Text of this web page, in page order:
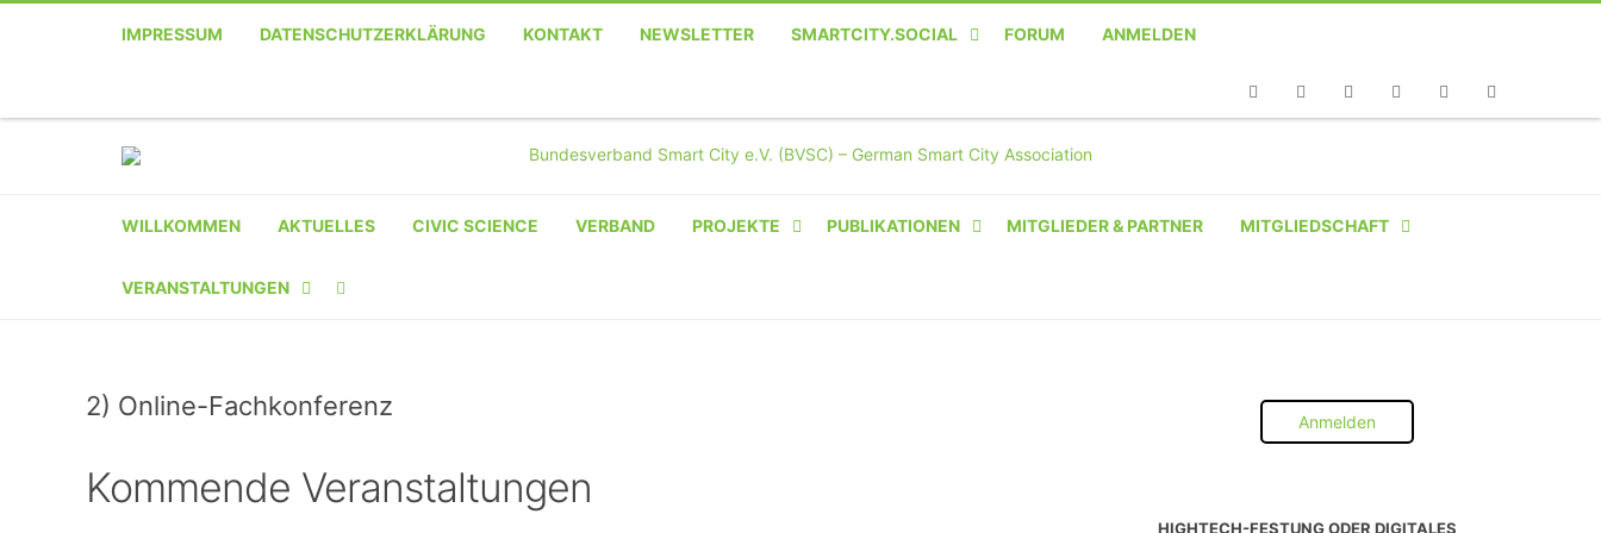
IMPRESSUM DATENSCHUTZERKLÄRUNG KONTAKT NEWSLETTER SMARTCITY.SOCIAL FORUM ANMELDEN
WILLKOMMEN AKTUELLES CIVIC SCIENCE VERBAND PROJEKTE PUBLIKATIONEN MITGLIEDER & PARTNER MITGLIEDSCHAFT
INSTITUTION
VERANSTALTUNGEN
VERANSTALTER-
VERANSTALTUNG
2) Online-Fachkonferenz
Kommende Veranstaltungen
Anmelden
HIGHTECH-FESTUNG ODER DIGITALES